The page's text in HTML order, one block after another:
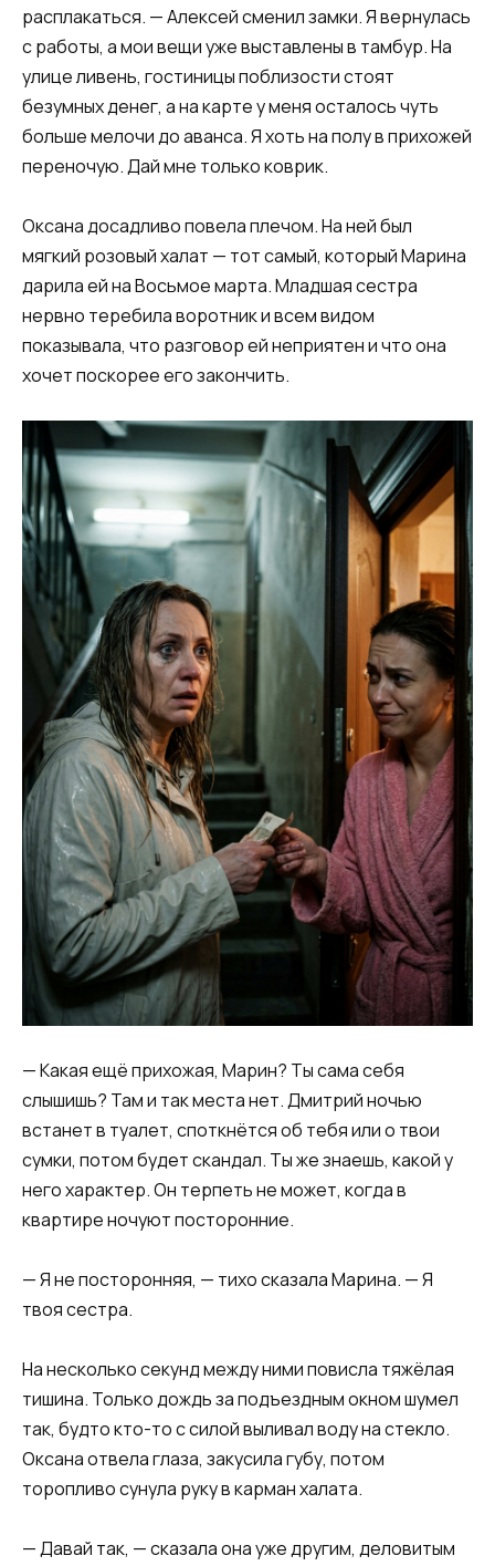
расплакаться. — Алексей сменил замки. Я вернулась
с работы, а мои вещи уже выставлены в тамбур. На
улице ливень, гостиницы поблизости стоят
безумных денег, а на карте у меня осталось чуть
больше мелочи до аванса. Я хоть на полу в прихожей
переночую. Дай мне только коврик.
Оксана досадливо повела плечом. На ней был
мягкий розовый халат — тот самый, который Марина
дарила ей на Восьмое марта. Младшая сестра
нервно теребила воротник и всем видом
показывала, что разговор ей неприятен и что она
хочет поскорее его закончить.
— Какая ещё прихожая, Марин? Ты сама себя
слышишь? Там и так места нет. Дмитрий ночью
встанет в туалет, споткнётся об тебя или о твои
сумки, потом будет скандал. Ты же знаешь, какой у
него характер. Он терпеть не может, когда в
квартире ночуют посторонние.
— Я не посторонняя, — тихо сказала Марина. — Я
твоя сестра.
На несколько секунд между ними повисла тяжёлая
тишина. Только дождь за подъездным окном шумел
так, будто кто-то с силой выливал воду на стекло.
Оксана отвела глаза, закусила губу, потом
торопливо сунула руку в карман халата.
— Давай так, — сказала она уже другим, деловитым